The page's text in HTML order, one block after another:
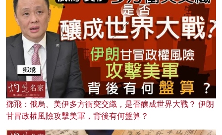
鄧飛：俄烏、美伊多方衝突交織，是否釀成世界大戰？ 伊朗
甘冒政權風險攻擊美軍，背後有何盤算？